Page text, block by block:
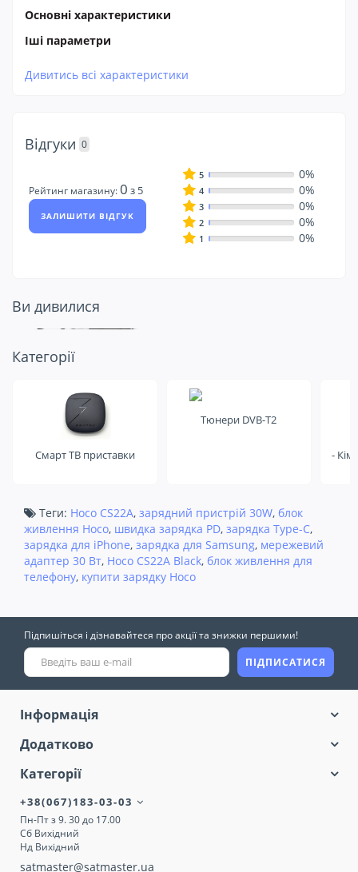
Основні характеристики
Іші параметри
Дивитись всі характеристики
Відгуки 0
Рейтинг магазину:0 з 5
ЗАЛИШИТИ ВІДГУК
5 0%
4 0%
3 0%
2 0%
1 0%
Ви дивилися
Подивіться ще
на це
Категорії
Смарт ТВ приставки
Тюнери DVB-T2
-
Теги: Hoco CS22A, зарядний пристрій 30W, блок
живлення Hoco, швидка зарядка PD, зарядка Type-C,
зарядка для iPhone, зарядка для Samsung, мережевий
адаптер 30 Вт, Hoco CS22A Black, блок живлення для
телефону, купити зарядку Hoco
Підпишіться і дізнавайтеся про акції та знижки першими!
ПІДПИСАТИСЯ
Інформація
Додатково
Категорії
+38(067)183-03-03
Пн-Пт з 9. 30 до 17.00
Сб Вихідний
Нд Вихідний
satmaster@satmaster.ua